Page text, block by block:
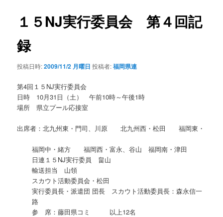
ゲ
１５NJ実行委員会 第４回記
録
投稿日時:2009/11/2 月曜日 投稿者:福岡県連
第4回１５NJ実行委員会
日時 10月31日（土） 午前10時～午後1時
場所 県立プール応接室
出席者：北九州東・門司、川原 北九州西・松田 福岡東・
福岡中・緒方 福岡西・富永、谷山 福岡南・津田
日連１５NJ実行委員 畠山
輸送担当 山領
スカウト活動委員会・松田
実行委員長・派遣団 団長 スカウト活動委員長：森永信一
路
参 席：藤田県コミ 以上12名